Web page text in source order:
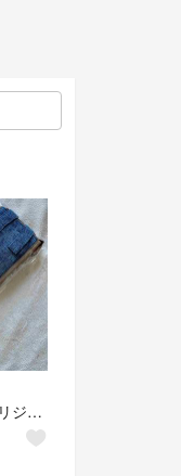
新品 La Cave オリジナルワインバッグ 保冷バッグ 三越伊勢丹